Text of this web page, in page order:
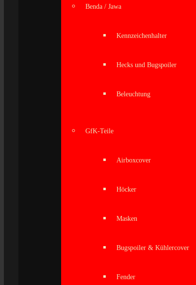
Benda / Jawa
Kennzeichenhalter
Hecks und Bugspoiler
Beleuchtung
GfK-Teile
Airboxcover
Höcker
Masken
Bugspoiler & Kühlercover
Fender